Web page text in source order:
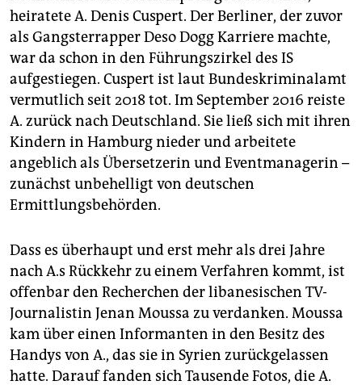
heiratete A. De­nis Cuspert. Der Berliner, der zuvor
als Gangsterrapper Deso Dogg Karriere machte,
war da schon in den Führungszirkel des IS
aufgestiegen. Cuspert ist laut Bundeskriminalamt
vermutlich seit 2018 tot. Im September 2016 reiste
A. zurück nach Deutschland. Sie ließ sich mit ihren
Kindern in Hamburg nieder und arbeitete
angeblich als Übersetzerin und Eventmanagerin –
zunächst unbehelligt von deutschen
Ermittlungsbehörden.
Dass es überhaupt und erst mehr als drei Jahre
nach A.s Rückkehr zu einem Verfahren kommt, ist
offenbar den Recherchen der libanesischen TV-
Journalistin Jenan Moussa zu verdanken. Moussa
kam über einen Informanten in den Besitz des
Handys von A., das sie in Syrien zurückgelassen
hatte. Darauf fanden sich Tausende Fotos, die A.